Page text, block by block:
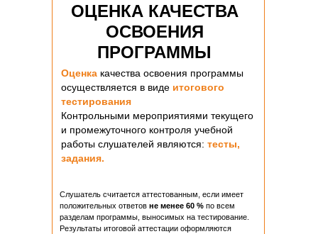
Оценка качества освоения программы
осуществляется в виде итогового
тестирования
Контрольными мероприятиями текущего
и промежуточного контроля учебной
работы слушателей являются: тесты,
задания.
Слушатель считается аттестованным, если имеет
положительных ответов не менее 60 % по всем
разделам программы, выносимых на тестирование.
Результаты итоговой аттестации оформляются
ОЦЕНКА КАЧЕСТВА
ОСВОЕНИЯ
ПРОГРАММЫ